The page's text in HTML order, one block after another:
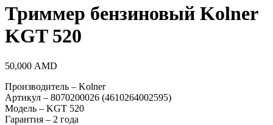
Триммер бензиновый Kolner
KGT 520
50,000 AMD
Производитель – Kolner
Артикул – 8070200026 (4610264002595)
Модель – KGT 520
Гарантия – 2 года